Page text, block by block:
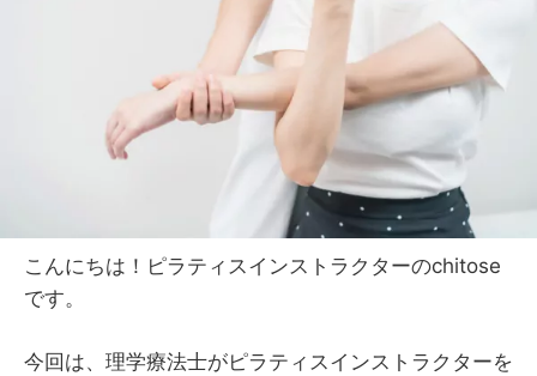
こんにちは！ピラティスインストラクターのchitose
です。
今回は、理学療法士がピラティスインストラクターを